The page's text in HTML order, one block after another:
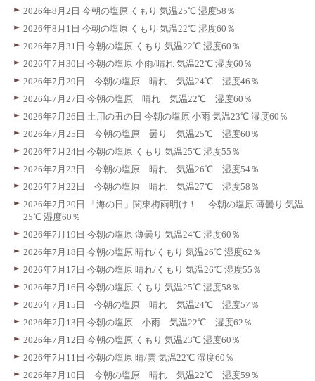
2026年8月2日 今朝の塩原 くもり 気温25℃ 湿度58％
2026年8月1日 今朝の塩原 くもり 気温22℃ 湿度60％
2026年7月31日 今朝の塩原 くもり 気温22℃ 湿度60％
2026年7月30日 今朝の塩原 小雨/晴れ 気温22℃ 湿度60％
2026年7月29日 今朝の塩原 晴れ 気温24℃ 湿度46％
2026年7月27日 今朝の塩原 晴れ 気温22℃ 湿度60％
2026年7月26日 土用の丑の日 今朝の塩原 小雨 気温23℃ 湿度60％
2026年7月25日 今朝の塩原 曇り 気温25℃ 湿度60％
2026年7月24日 今朝の塩原 くもり 気温25℃ 湿度55％
2026年7月23日 今朝の塩原 晴れ 気温26℃ 湿度54％
2026年7月22日 今朝の塩原 晴れ 気温27℃ 湿度58％
2026年7月20日 「海の日」関東梅雨明け！ 今朝の塩原 薄曇り 気温
25℃ 湿度60％
2026年7月19日 今朝の塩原 薄曇り 気温24℃ 湿度60％
2026年7月18日 今朝の塩原 晴れ/くもり 気温26℃ 湿度62％
2026年7月17日 今朝の塩原 晴れ/くもり 気温26℃ 湿度55％
2026年7月16日 今朝の塩原 くもり 気温25℃ 湿度58％
2026年7月15日 今朝の塩原 晴れ 気温24℃ 湿度57％
2026年7月13日 今朝の塩原 小雨 気温22℃ 湿度62％
2026年7月12日 今朝の塩原 くもり 気温23℃ 湿度60％
2026年7月11日 今朝の塩原 晴/雲 気温22℃ 湿度60％
2026年7月10日 今朝の塩原 晴れ 気温22℃ 湿度59％